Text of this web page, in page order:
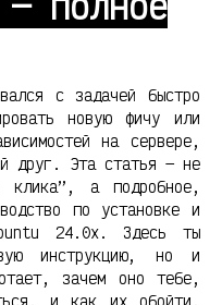
с задачей быстро
новую фичу или
на сервере,
друг. Эта статья — не
клика”, а подробное,
по установке и
24.0x. Здесь ты
инструкцию, но и
зачем оно тебе,